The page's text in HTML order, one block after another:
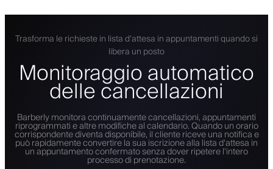
Trasforma le richieste in lista d'attesa in appuntamenti quando si
libera un posto
Monitoraggio automatico
delle cancellazioni
Barberly monitora continuamente cancellazioni, appuntamenti
riprogrammati e altre modifiche al calendario. Quando un orario
corrispondente diventa disponibile, il cliente riceve una notifica e
può rapidamente convertire la sua iscrizione alla lista d'attesa in
un appuntamento confermato senza dover ripetere l'intero
processo di prenotazione.